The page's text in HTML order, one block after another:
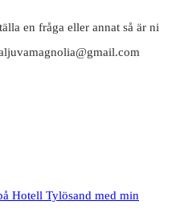
en fråga eller annat så är ni
Hotell Tylösand med min